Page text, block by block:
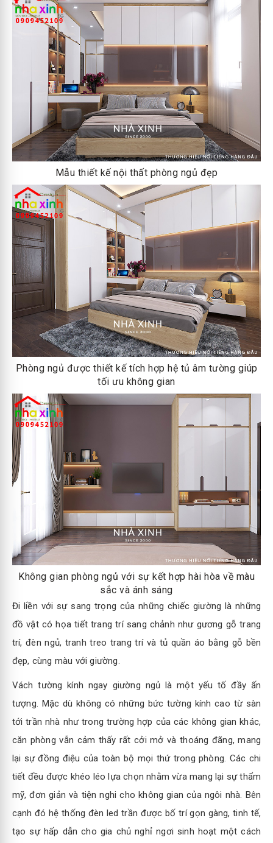
Mẫu thiết kế nội thất phòng ngủ đẹp
Phòng ngủ được thiết kế tích hợp hệ tủ âm tường giúp
tối ưu không gian
Không gian phòng ngủ với sự kết hợp hài hòa về màu
sắc và ánh sáng
Đi liền với sự sang trọng của những chiếc giường là những
đồ vật có họa tiết trang trí sang chảnh như gương gỗ trang
trí, đèn ngủ, tranh treo trang trí và tủ quần áo bằng gỗ bền
đẹp, cùng màu với giường.
Vách tường kính ngay giường ngủ là một yếu tố đầy ấn
tượng. Mặc dù không có những bức tường kính cao từ sàn
tới trần nhà như trong trường hợp của các không gian khác,
căn phòng vẫn cảm thấy rất cởi mở và thoáng đãng, mang
lại sự đồng điệu của toàn bộ mọi thứ trong phòng. Các chi
tiết đều được khéo léo lựa chọn nhằm vừa mang lại sự thẩm
mỹ, đơn giản và tiện nghi cho không gian của ngôi nhà. Bên
cạnh đó hệ thống đèn led trần được bố trí gọn gàng, tinh tế,
tạo sự hấp dẫn cho gia chủ nghỉ ngơi sinh hoạt một cách